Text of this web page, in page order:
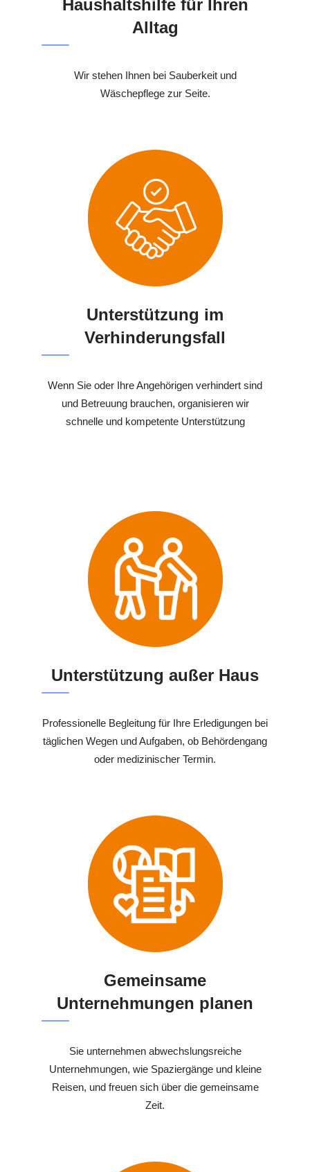
Haushaltshilfe für Ihren
Alltag
Wir stehen Ihnen bei Sauberkeit und
Wäschepflege zur Seite.
Unterstützung im
Verhinderungsfall
Wenn Sie oder Ihre Angehörigen verhindert sind
und Betreuung brauchen, organisieren wir
schnelle und kompetente Unterstützung
Unterstützung außer Haus
Professionelle Begleitung für Ihre Erledigungen bei
täglichen Wegen und Aufgaben, ob Behördengang
oder medizinischer Termin.
Gemeinsame
Unternehmungen planen
Sie unternehmen abwechslungsreiche
Unternehmungen, wie Spaziergänge und kleine
Reisen, und freuen sich über die gemeinsame
Zeit.